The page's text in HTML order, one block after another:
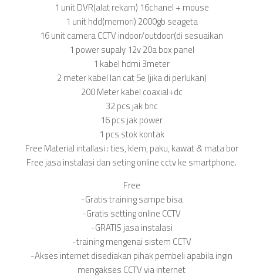
1 unit DVR(alat rekam) 16chanel + mouse
1 unit hdd(memori) 2000gb seageta
16 unit camera CCTV indoor/outdoor(di sesuaikan
1 power supaly 12v 20a box panel
1 kabel hdmi 3meter
2 meter kabel lan cat 5e (jika di perlukan)
200 Meter kabel coaxial+dc
32 pcs jak bnc
16 pcs jak power
1 pcs stok kontak
Free Material intallasi : ties, klem, paku, kawat & mata bor
Free jasa instalasi dan seting online cctv ke smartphone.
Free
-Gratis training sampe bisa
-Gratis setting online CCTV
-GRATIS jasa instalasi
-training mengenai sistem CCTV
-Akses internet disediakan pihak pembeli apabila ingin
mengakses CCTV via internet